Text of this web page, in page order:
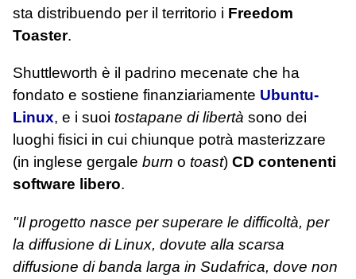
sta distribuendo per il territorio i Freedom
Toaster.
Shuttleworth è il padrino mecenate che ha
fondato e sostiene finanziariamente Ubuntu-
Linux, e i suoi tostapane di libertà sono dei
luoghi fisici in cui chiunque potrà masterizzare
(in inglese gergale burn o toast) CD contenenti
software libero.
"Il progetto nasce per superare le difficoltà, per
la diffusione di Linux, dovute alla scarsa
diffusione di banda larga in Sudafrica, dove non